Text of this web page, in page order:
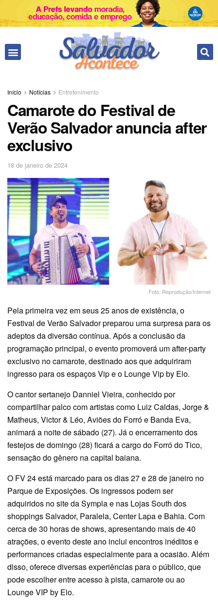
Início Notícias Entretenimento
Camarote do Festival de
Verão Salvador anuncia after
exclusivo
18 de janeiro de 2024
Foto: Reprodução/Internet
Pela primeira vez em seus 25 anos de existência, o
Festival de Verão Salvador preparou uma surpresa para os
adeptos da diversão contínua. Após a conclusão da
programação principal, o evento promoverá um after-party
exclusivo no camarote, destinado aos que adquiriram
ingresso para os espaços Vip e o Lounge Vip by Elo.
O cantor sertanejo Danniel Vieira, conhecido por
compartilhar palco com artistas como Luiz Caldas, Jorge &
Matheus, Victor & Léo, Aviões do Forró e Banda Eva,
animará a noite de sábado (27). Já o encerramento dos
festejos de domingo (28) ficará a cargo do Forró do Tico,
sensação do gênero na capital baiana.
O FV 24 está marcado para os dias 27 e 28 de janeiro no
Parque de Exposições. Os ingressos podem ser
adquiridos no site da Sympla e nas Lojas South dos
shoppings Salvador, Paralela, Center Lapa e Bahia. Com
cerca de 30 horas de shows, apresentando mais de 40
atrações, o evento deste ano inclui encontros inéditos e
performances criadas especialmente para a ocasião. Além
disso, oferece diversas experiências para o público, que
pode escolher entre acesso à pista, camarote ou ao
Lounge VIP by Elo.